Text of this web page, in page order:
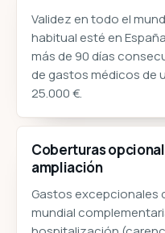
Validez en todo el
habitual esté en
más de 90 días
de gastos médicos de
25.000 €.
Coberturas
ampliación
Gastos excepcionales
mundial